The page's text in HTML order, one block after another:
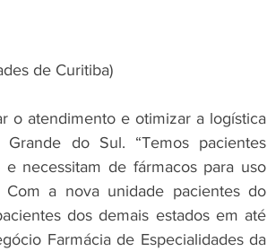
de Curitiba)
o atendimento e otimizar a logística
do Sul. “Temos pacientes
necessitam de fármacos para uso
a nova unidade pacientes do
dos demais estados em até
Farmácia de Especialidades da